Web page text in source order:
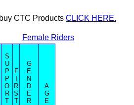
CTC Products CLICK HERE.
Female Riders
S
U
P
P
O
R
T
F
R
S
T
G
E
N
D
E
R
A
G
E